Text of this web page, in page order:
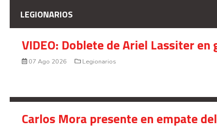
LEGIONARIOS
VIDEO: Doblete de Ariel Lassiter
07 Ago 2026 Legionarios
Carlos Mora presente en empate